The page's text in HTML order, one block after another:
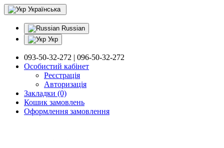
Українська
Russian
Укр
093-50-32-272 | 096-50-32-272
Особистий кабінет
Реєстрація
Авторизація
Закладки (0)
Кошик замовлень
Оформлення замовлення